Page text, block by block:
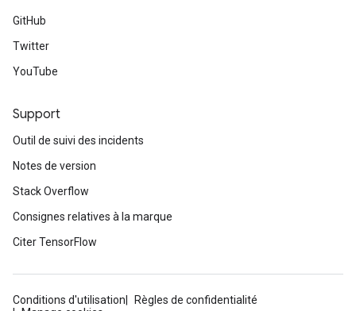
GitHub
Twitter
YouTube
Support
Outil de suivi des incidents
Notes de version
Stack Overflow
Consignes relatives à la marque
Citer TensorFlow
Conditions d'utilisation
Règles de confidentialité